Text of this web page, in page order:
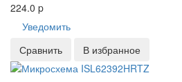
224.0 p
Уведомить
Сравнить
В избранное